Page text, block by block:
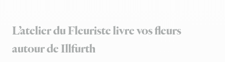
L’atelier du Fleuriste livre vos fleurs
autour de Illfurth